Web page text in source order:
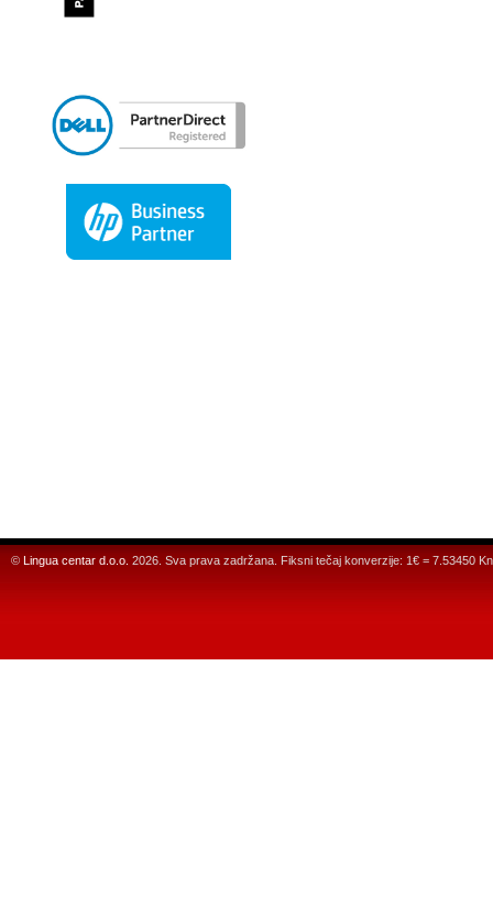
© Lingua centar d.o.o. 2026. Sva prava zadržana. Fiksni tečaj konverzije: 1€ = 7.53450 Kn